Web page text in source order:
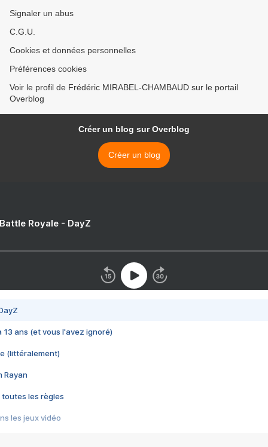
Signaler un abus
C.G.U.
Cookies et données personnelles
Préférences cookies
Voir le profil de Frédéric MIRABEL-CHAMBAUD sur le portail
Overblog
Créer un blog sur Overblog
Créer un blog
Royale - DayZ
13 ans (et vous l'avez ignoré)
(littéralement)
Rayan
toutes les règles
les jeux vidéo